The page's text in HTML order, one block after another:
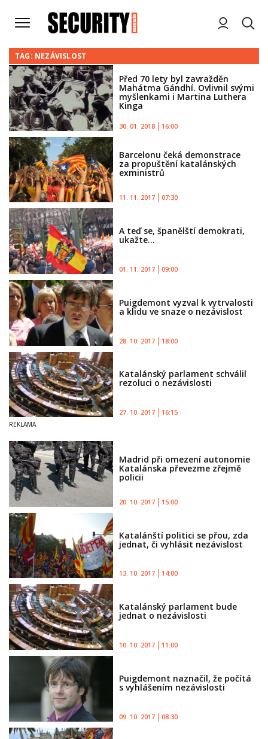
TAG: NEZÁVISLOST
Před 70 lety byl zavražděn
Mahátma Gándhí. Ovlivnil svými
myšlenkami i Martina Luthera
Kinga
30. 01. 2018 16:00
Barcelonu čeká demonstrace
za propuštění katalánských
exministrů
11. 11. 2017 07:30
A teď se, španělští demokrati,
ukažte...
01. 11. 2017 09:00
Puigdemont vyzval k vytrvalosti
a klidu ve snaze o nezávislost
28. 10. 2017 18:00
Katalánský parlament schválil
rezoluci o nezávislosti
27. 10. 2017 16:15
Madrid při omezení autonomie
Katalánska převezme zřejmě
policii
20. 10. 2017 15:00
Katalánští politici se přou, zda
jednat, či vyhlásit nezávislost
13. 10. 2017 14:00
Katalánský parlament bude
jednat o nezávislosti
10. 10. 2017 11:00
Puigdemont naznačil, že počítá
s vyhlášením nezávislosti
09. 10. 2017 08:30